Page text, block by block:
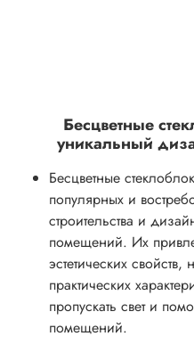
Бесцветные
уникальный
Бесцветные
популярных и
строительства и
помещений. Их
эстетических
практических
пропускать свет и
помещений.